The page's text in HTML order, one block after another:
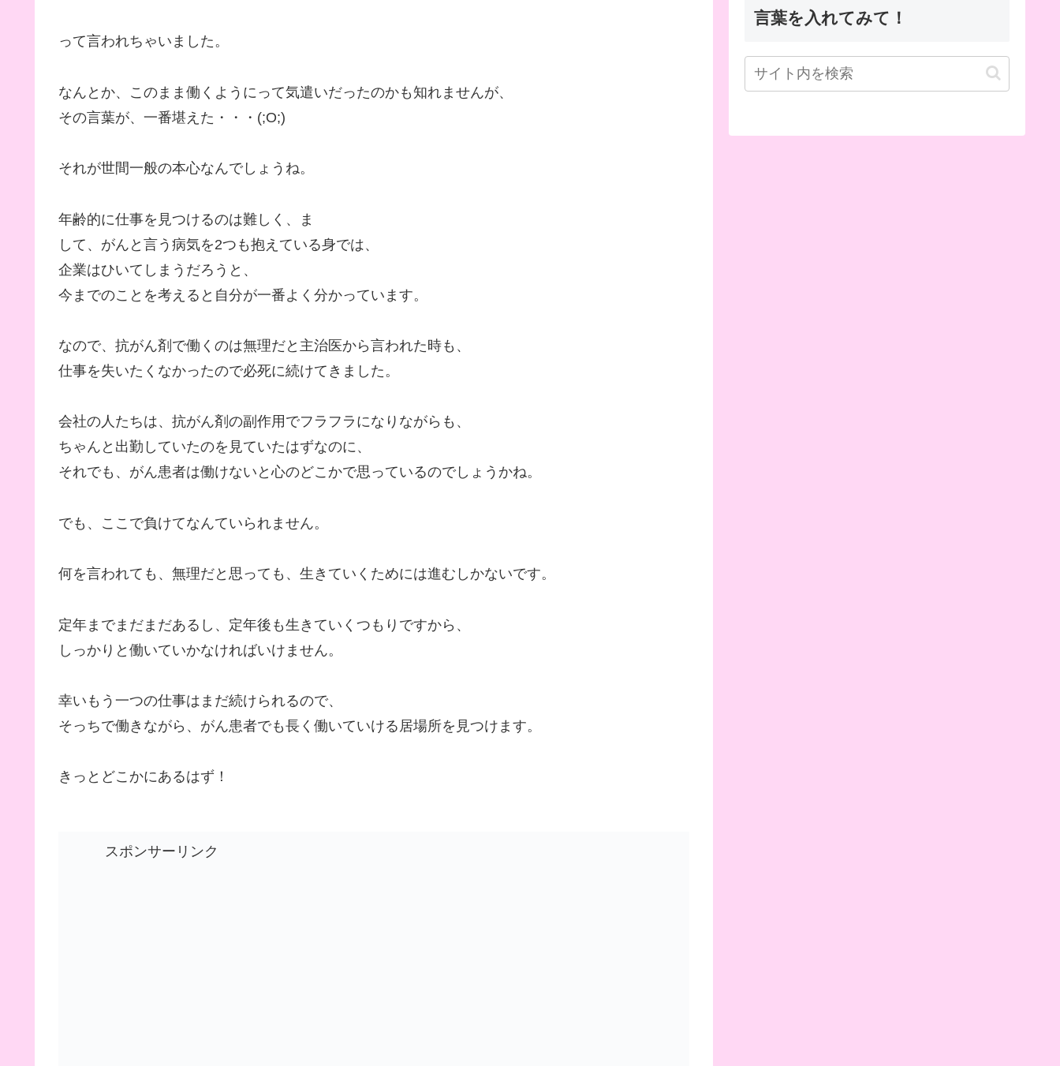
って言われちゃいました。
なんとか、このまま働くようにって気遣いだったのかも知れませんが、
その言葉が、一番堪えた・・・(;O;)
それが世間一般の本心なんでしょうね。
年齢的に仕事を見つけるのは難しく、ま
して、がんと言う病気を2つも抱えている身では、
企業はひいてしまうだろうと、
今までのことを考えると自分が一番よく分かっています。
なので、抗がん剤で働くのは無理だと主治医から言われた時も、
仕事を失いたくなかったので必死に続けてきました。
会社の人たちは、抗がん剤の副作用でフラフラになりながらも、
ちゃんと出勤していたのを見ていたはずなのに、
それでも、がん患者は働けないと心のどこかで思っているのでしょうかね。
でも、ここで負けてなんていられません。
何を言われても、無理だと思っても、生きていくためには進むしかないです。
定年までまだまだあるし、定年後も生きていくつもりですから、
しっかりと働いていかなければいけません。
幸いもう一つの仕事はまだ続けられるので、
そっちで働きながら、がん患者でも長く働いていける居場所を見つけます。
きっとどこかにあるはず！
スポンサーリンク
言葉を入れてみて！